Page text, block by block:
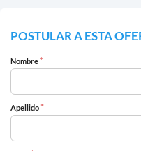
POSTULAR A ESTA
Nombre *
Apellido *